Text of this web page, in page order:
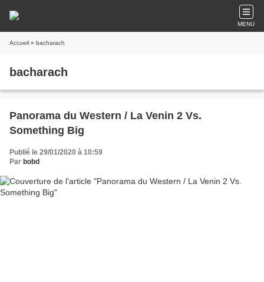
MENU
Accueil » bacharach
bacharach
Panorama du Western / La Venin 2 Vs.
Something Big
Publié le 29/01/2020 à 10:59
Par bobd